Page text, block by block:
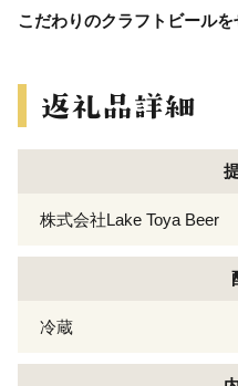
こだわりのクラフトビールを
株式会社Lake Toya Beer
冷蔵